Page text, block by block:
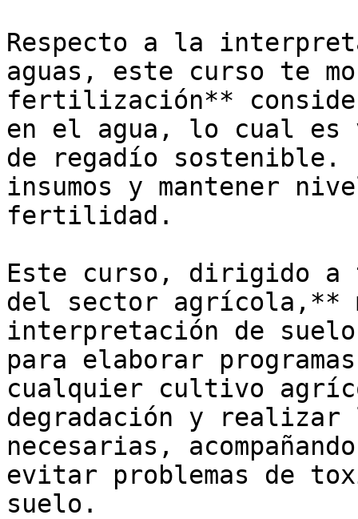
Respecto a la
aguas, este curso te
fertilización**
en el agua, lo cual
de regadío
insumos y mantener
fertilidad.
Este curso, dirigido a
del sector agrícola,**
interpretación de
para elaborar
cualquier cultivo
degradación y realizar
necesarias,
evitar problemas de
suelo.